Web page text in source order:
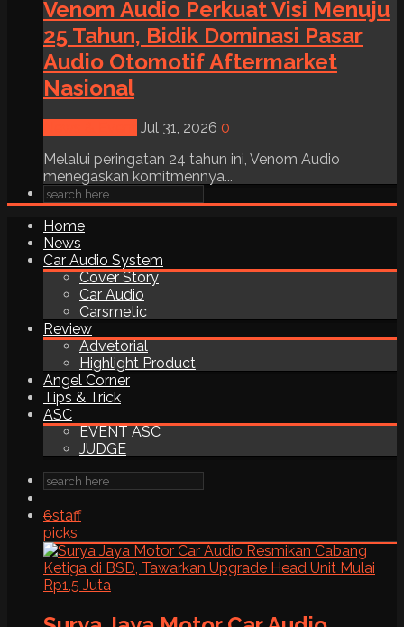
Venom Audio Perkuat Visi Menuju
25 Tahun, Bidik Dominasi Pasar
Audio Otomotif Aftermarket
Nasional
Jul 31, 2026 0
Melalui peringatan 24 tahun ini, Venom Audio
menegaskan komitmennya...
Home
News
Car Audio System
Cover Story
Car Audio
Carsmetic
Review
Advetorial
Highlight Product
Angel Corner
Tips & Trick
ASC
EVENT ASC
JUDGE
6staff
picks